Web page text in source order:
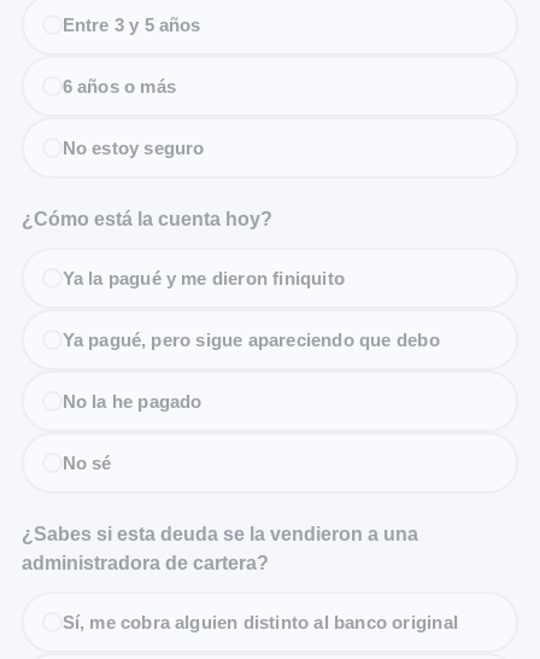
Entre 3 y 5 años
6 años o más
No estoy seguro
¿Cómo está la cuenta hoy?
Ya la pagué y me dieron finiquito
Ya pagué, pero sigue apareciendo que debo
No la he pagado
No sé
¿Sabes si esta deuda se la vendieron a una
administradora de cartera?
Sí, me cobra alguien distinto al banco original